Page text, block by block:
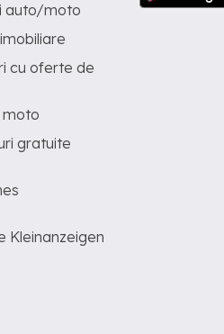
auto/moto
cu oferte de
moto
gratuite
Kleinanzeigen